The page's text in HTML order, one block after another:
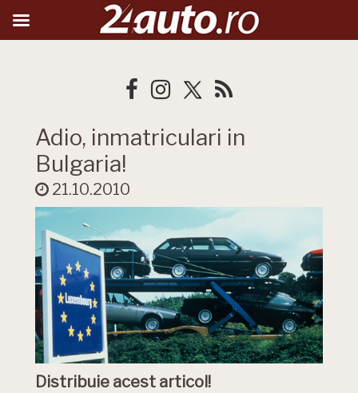
Adio, inmatriculari in
Bulgaria!
21.10.2010
Distribuie acest articol!